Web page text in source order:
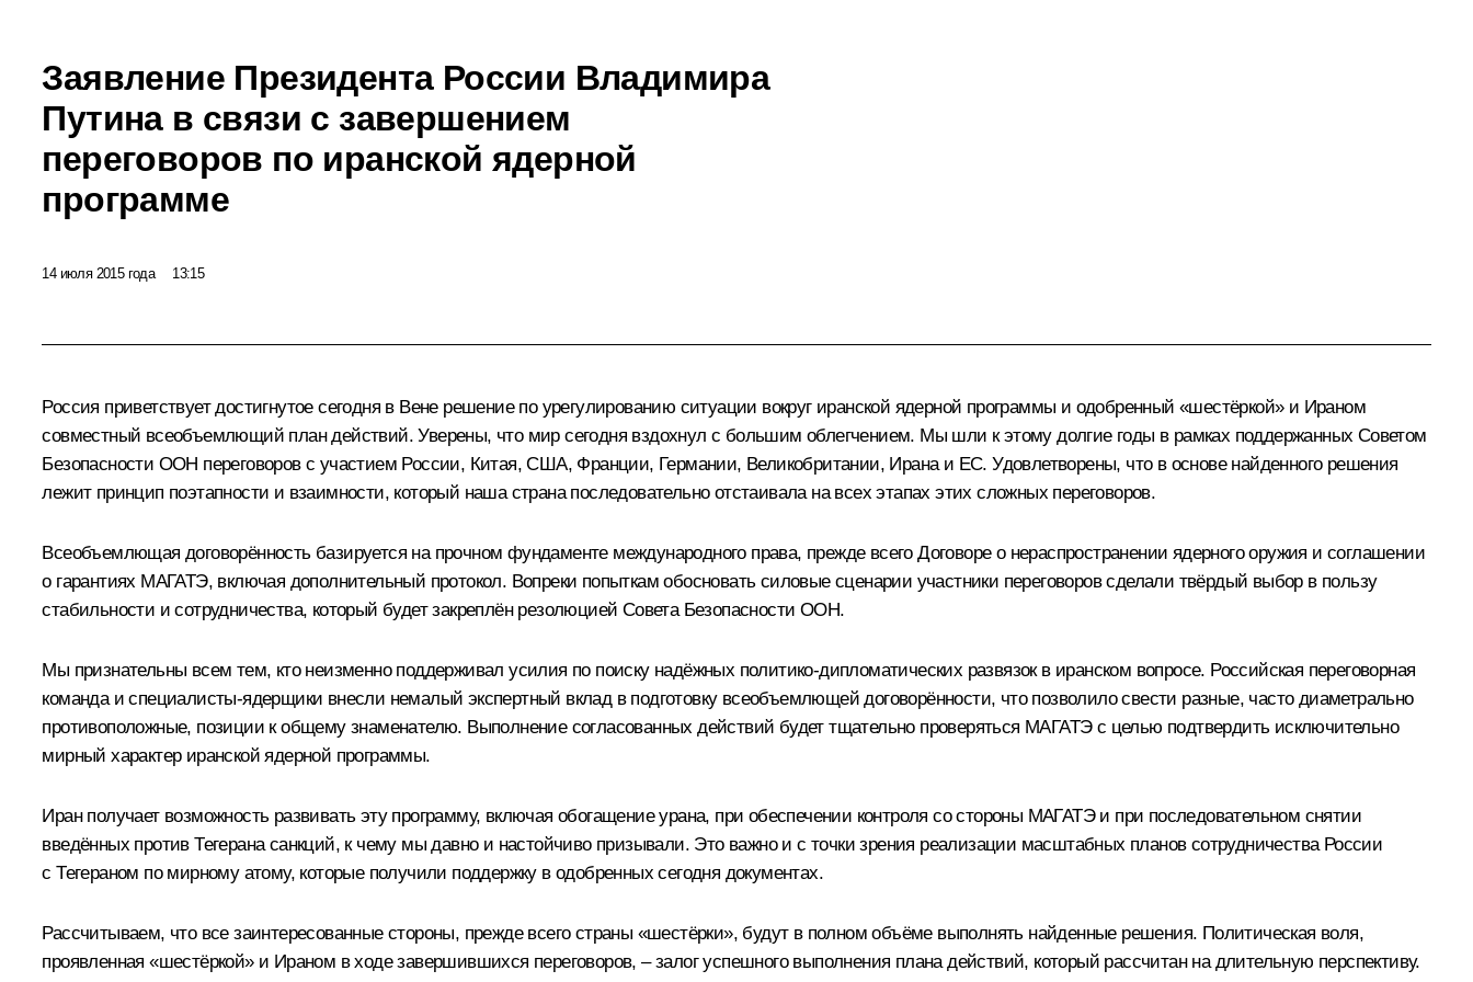
Заявление Президента России Владимира
Путина в связи с завершением
переговоров по иранской ядерной
программе
14 июля 2015 года 13:15
Россия приветствует достигнутое сегодня в Вене решение по урегулированию ситуации вокруг иранской ядерной программы и одобренный «шестёркой» и Ираном
совместный всеобъемлющий план действий. Уверены, что мир сегодня вздохнул с большим облегчением. Мы шли к этому долгие годы в рамках поддержанных Советом
Безопасности ООН переговоров с участием России, Китая, США, Франции, Германии, Великобритании, Ирана и ЕС. Удовлетворены, что в основе найденного решения
лежит принцип поэтапности и взаимности, который наша страна последовательно отстаивала на всех этапах этих сложных переговоров.
Всеобъемлющая договорённость базируется на прочном фундаменте международного права, прежде всего Договоре о нераспространении ядерного оружия и соглашении
о гарантиях МАГАТЭ, включая дополнительный протокол. Вопреки попыткам обосновать силовые сценарии участники переговоров сделали твёрдый выбор в пользу
стабильности и сотрудничества, который будет закреплён резолюцией Совета Безопасности ООН.
Мы признательны всем тем, кто неизменно поддерживал усилия по поиску надёжных политико-дипломатических развязок в иранском вопросе. Российская переговорная
команда и специалисты-ядерщики внесли немалый экспертный вклад в подготовку всеобъемлющей договорённости, что позволило свести разные, часто диаметрально
противоположные, позиции к общему знаменателю. Выполнение согласованных действий будет тщательно проверяться МАГАТЭ с целью подтвердить исключительно
мирный характер иранской ядерной программы.
Иран получает возможность развивать эту программу, включая обогащение урана, при обеспечении контроля со стороны МАГАТЭ и при последовательном снятии
введённых против Тегерана санкций, к чему мы давно и настойчиво призывали. Это важно и с точки зрения реализации масштабных планов сотрудничества России
с Тегераном по мирному атому, которые получили поддержку в одобренных сегодня документах.
Рассчитываем, что все заинтересованные стороны, прежде всего страны «шестёрки», будут в полном объёме выполнять найденные решения. Политическая воля,
проявленная «шестёркой» и Ираном в ходе завершившихся переговоров, – залог успешного выполнения плана действий, который рассчитан на длительную перспективу.